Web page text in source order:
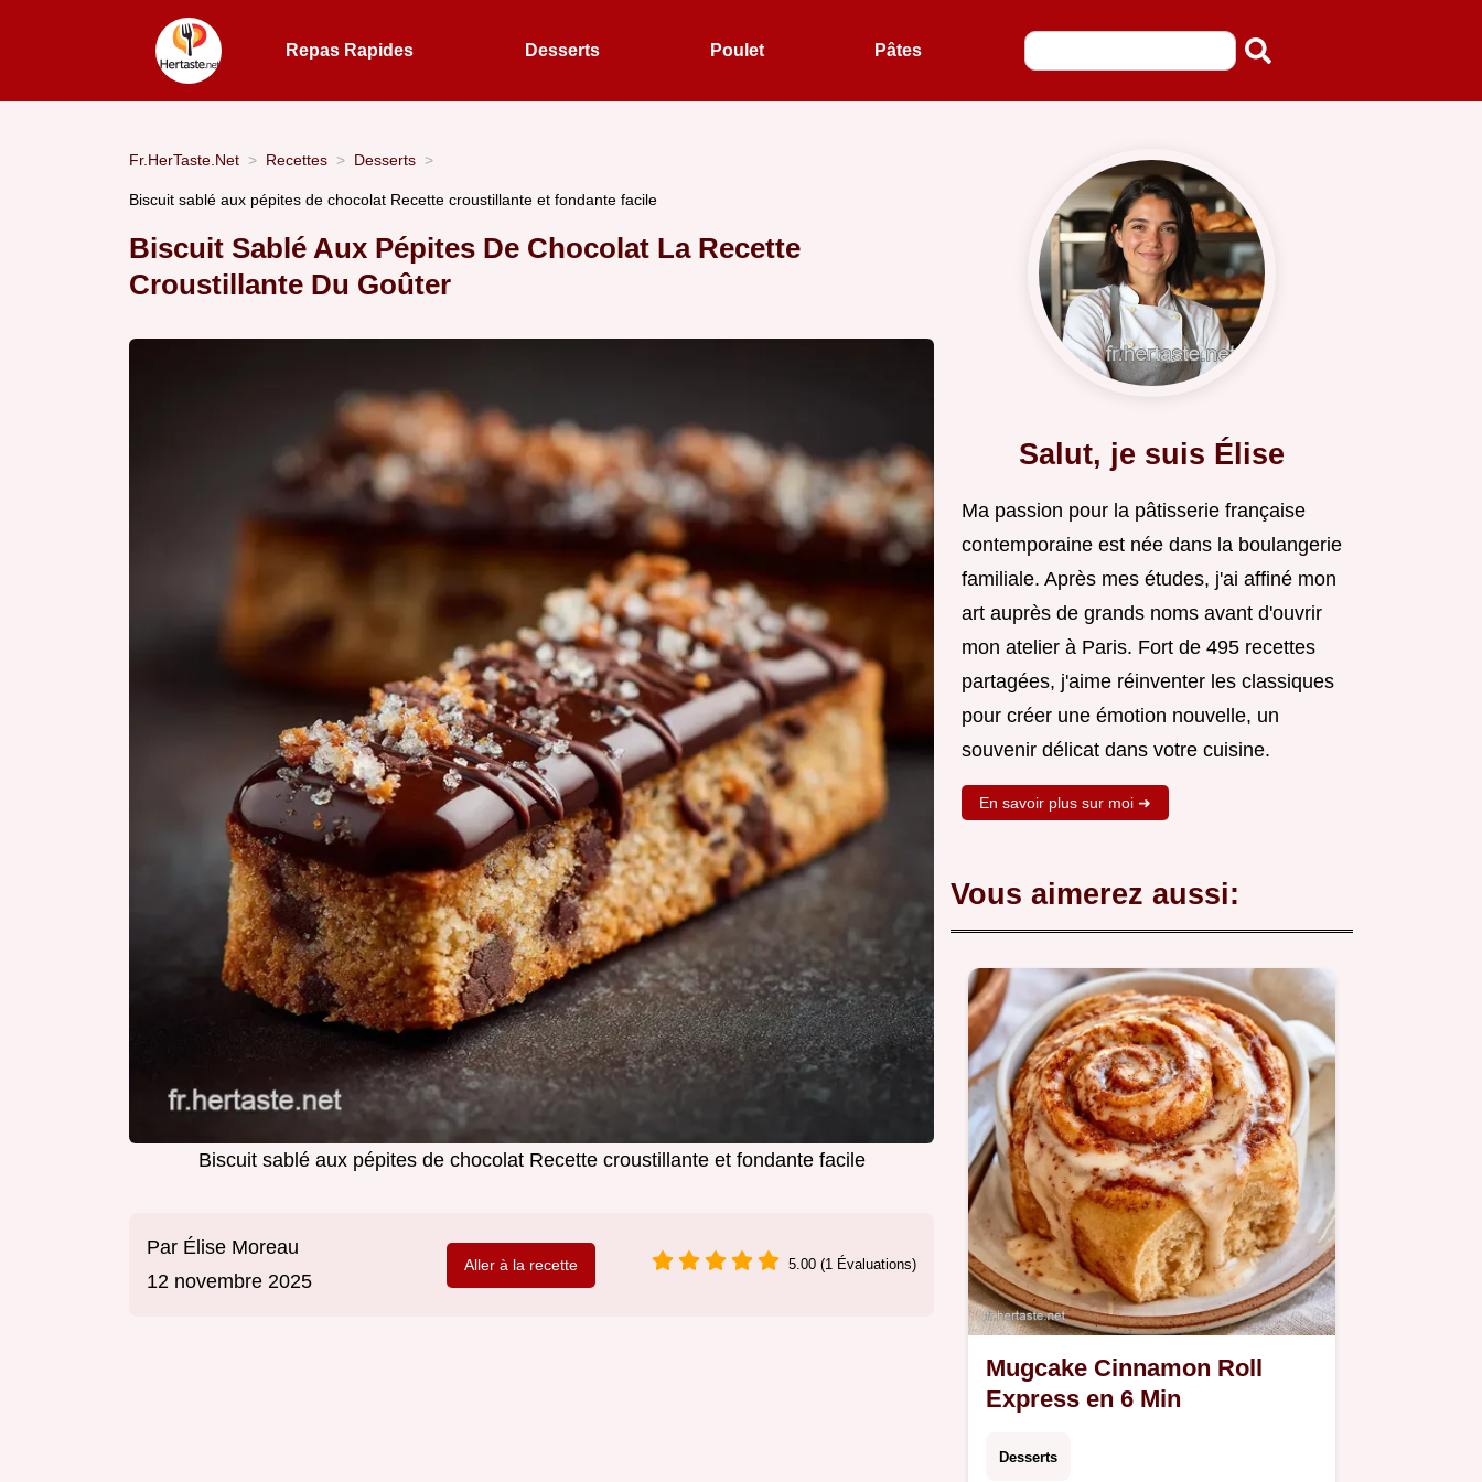
Repas Rapides Desserts Poulet Pâtes
Fr.HerTaste.Net Recettes Desserts
Biscuit sablé aux pépites de chocolat Recette croustillante et fondante facile
Biscuit Sablé Aux Pépites De Chocolat La Recette
Croustillante Du Goûter
Biscuit sablé aux pépites de chocolat Recette croustillante et fondante facile
Par Élise Moreau
12 novembre 2025
Aller à la recette 5.00 (1 Évaluations)
Salut, je suis Élise
Ma passion pour la pâtisserie française
contemporaine est née dans la boulangerie
familiale. Après mes études, j'ai affiné mon
art auprès de grands noms avant d'ouvrir
mon atelier à Paris. Fort de 495 recettes
partagées, j'aime réinventer les classiques
pour créer une émotion nouvelle, un
souvenir délicat dans votre cuisine.
En savoir plus sur moi ➜
Vous aimerez aussi:
Mugcake Cinnamon Roll
Express en 6 Min
Desserts